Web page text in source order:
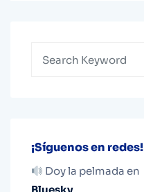
¡Síguenos en redes!
Doy la pelmada en